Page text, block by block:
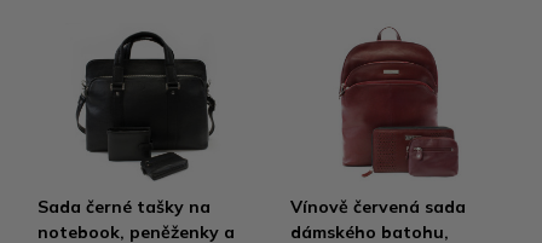
Sada černé tašky na
notebook, peněženky a
Vínově červená sada
dámského batohu,